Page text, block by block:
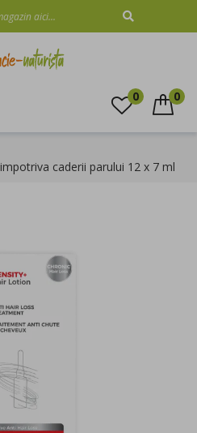
CAUTARE
0 0
caderii parului 12 x 7 ml